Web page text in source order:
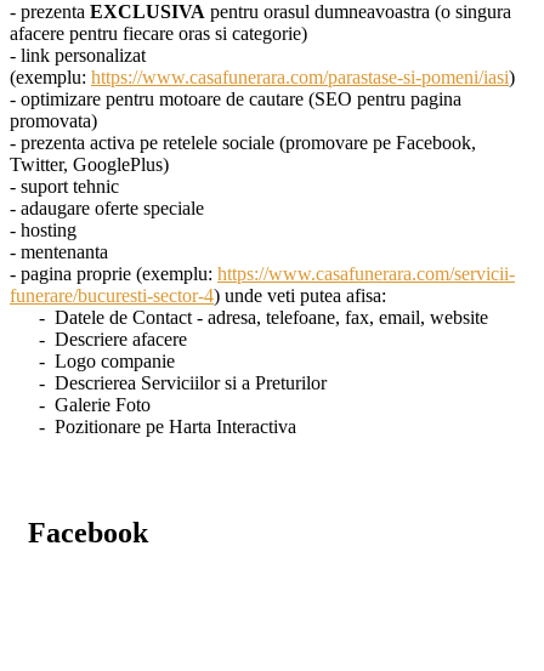
- prezenta EXCLUSIVA pentru orasul dumneavoastra (o singura
afacere pentru fiecare oras si categorie)
- link personalizat
(exemplu: https://www.casafunerara.com/parastase-si-pomeni/iasi)
- optimizare pentru motoare de cautare (SEO pentru pagina
promovata)
- prezenta activa pe retelele sociale (promovare pe Facebook,
Twitter, GooglePlus)
- suport tehnic
- adaugare oferte speciale
- hosting
- mentenanta
- pagina proprie (exemplu: https://www.casafunerara.com/servicii-
funerare/bucuresti-sector-4) unde veti putea afisa:
- Datele de Contact - adresa, telefoane, fax, email, website
- Descriere afacere
- Logo companie
- Descrierea Serviciilor si a Preturilor
- Galerie Foto
- Pozitionare pe Harta Interactiva
Facebook